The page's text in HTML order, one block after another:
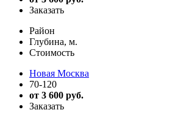
Заказать
Район
Глубина, м.
Стоимость
Новая Москва
70-120
от 3 600 руб.
Заказать